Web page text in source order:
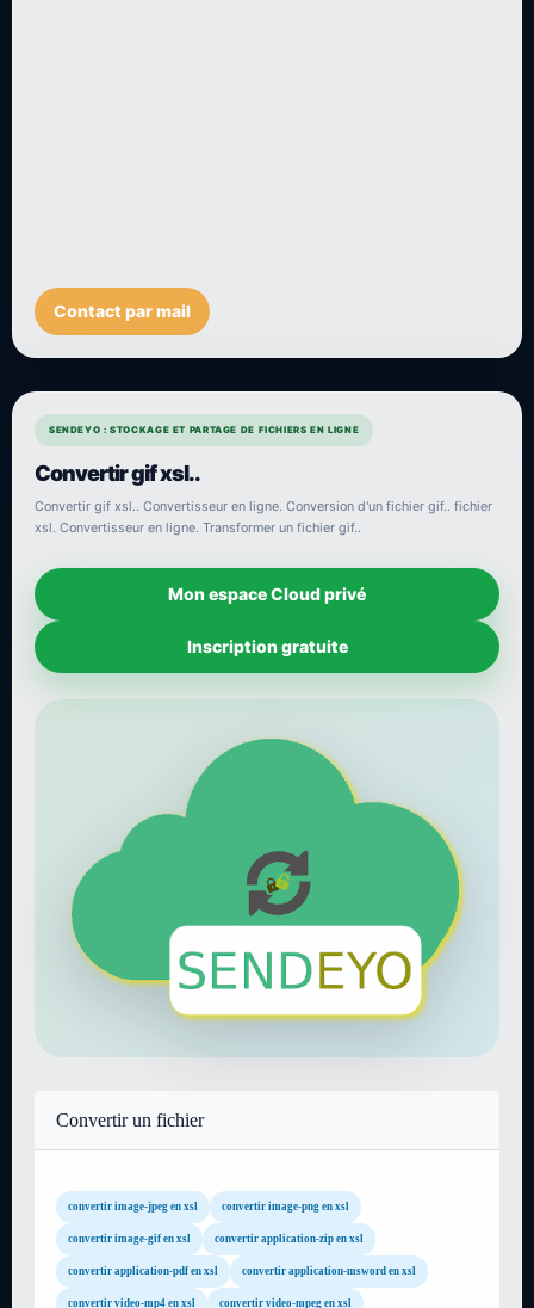
Contact par mail
SENDEYO : STOCKAGE ET PARTAGE DE FICHIERS EN LIGNE
Convertir gif xsl..
Convertir gif xsl.. Convertisseur en ligne. Conversion d'un fichier gif.. fichier
xsl. Convertisseur en ligne. Transformer un fichier gif..
Mon espace Cloud privé
Inscription gratuite
Convertir un fichier
convertir image-jpeg en xsl convertir image-png en xsl
convertir image-gif en xsl convertir application-zip en xsl
convertir application-pdf en xsl convertir application-msword en xsl
convertir video-mp4 en xsl convertir video-mpeg en xsl